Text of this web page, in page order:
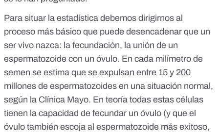
Para situar la estadística debemos dirigirnos al
proceso más básico que puede desencadenar que un
ser vivo nazca: la fecundación, la unión de un
espermatozoide con un óvulo. En cada milímetro de
semen se estima que se expulsan entre 15 y 200
millones de espermatozoides en una situación normal,
según la Clínica Mayo. En teoría todas estas células
tienen la capacidad de fecundar un óvulo (y que el
óvulo también escoja al espermatozoide más exitoso,